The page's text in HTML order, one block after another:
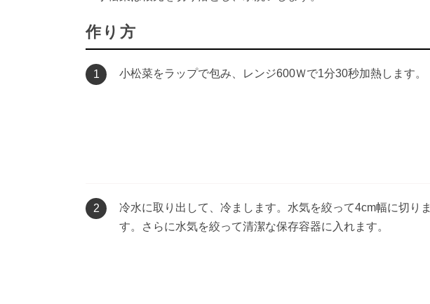
作り方
1 小松菜をラップで包み、レンジ600Ｗで1分30秒加熱します。
2
冷水に取り出して、冷まします。水気を絞って4cm幅に切りま
す。さらに水気を絞って清潔な保存容器に入れます。